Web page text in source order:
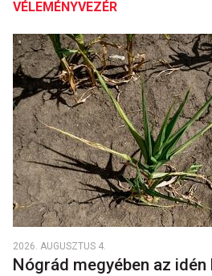
VÉLEMÉNYVEZÉR
2026. AUGUSZTUS 4.
Nógrád megyében az